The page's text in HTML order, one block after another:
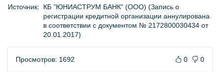
Источник:
КБ "ЮНИАСТРУМ БАНК" (ООО) (Запись о
регистрации кредитной организации аннулирована
в соответствии с документом № 2172800030434 от
20.01.2017)
Просмотров: 1692 0 0